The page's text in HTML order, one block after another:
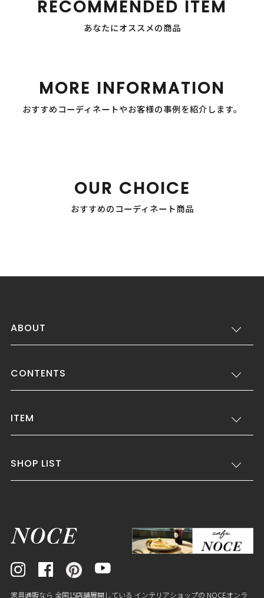
RECOMMENDED ITEM
あなたにオススメの商品
MORE INFORMATION
おすすめコーディネートやお客様の事例を紹介します。
OUR CHOICE
おすすめのコーディネート商品
ABOUT
CONTENTS
ITEM
SHOP LIST
家具通販なら 全国15店舗展開している インテリアショップの NOCEオンラ